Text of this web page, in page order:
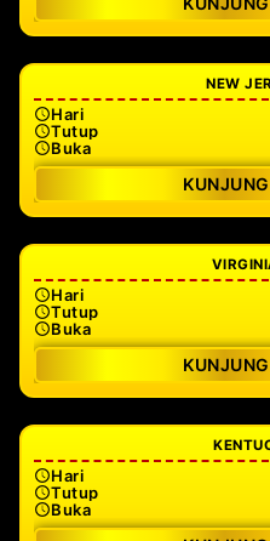
NEW
Hari
Tutup
Buka
Hari
Tutup
Buka
Hari
Tutup
Buka